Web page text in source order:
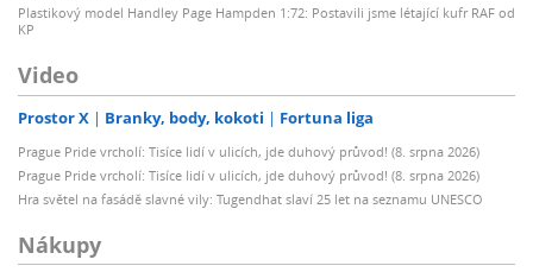
Plastikový model Handley Page Hampden 1:72: Postavili jsme létající kufr RAF od
KP
Video
Prostor X Branky, body, kokoti Fortuna liga
Prague Pride vrcholí: Tisíce lidí v ulicích, jde duhový průvod! (8. srpna 2026)
Prague Pride vrcholí: Tisíce lidí v ulicích, jde duhový průvod! (8. srpna 2026)
Hra světel na fasádě slavné vily: Tugendhat slaví 25 let na seznamu UNESCO
Nákupy